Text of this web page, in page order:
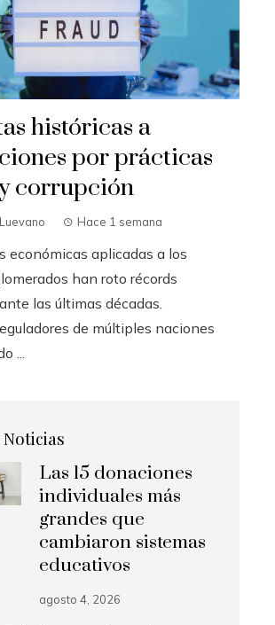
históricas a
por prácticas
corrupción
Hace 1 semana
económicas aplicadas a los
han roto récords
las últimas décadas.
de múltiples naciones
...
Las 15 donaciones
individuales más
grandes que
cambiaron sistemas
educativos
agosto 4, 2026